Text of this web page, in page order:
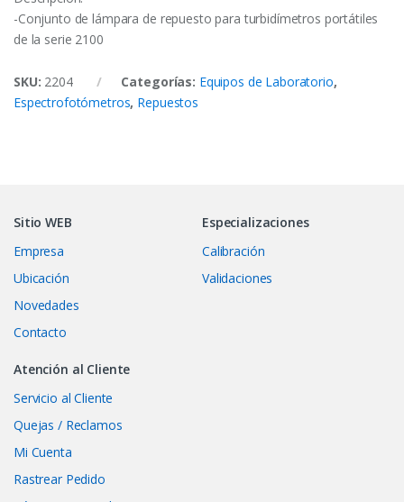
-Conjunto de lámpara de repuesto para turbidímetros portátiles
de la serie 2100
SKU: 2204 Categorías: Equipos de Laboratorio,
Espectrofotómetros, Repuestos
Sitio WEB
Empresa
Ubicación
Novedades
Contacto
Especializaciones
Calibración
Validaciones
Atención al Cliente
Servicio al Cliente
Quejas / Reclamos
Mi Cuenta
Rastrear Pedido